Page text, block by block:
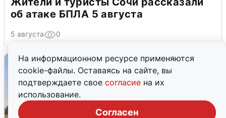
На информационном ресурсе применяются
cookie-файлы. Оставаясь на сайте, вы
подтверждаете свое согласие на их
использование.
Согласен
об атаке БПЛА 5 августа
5 августа 0